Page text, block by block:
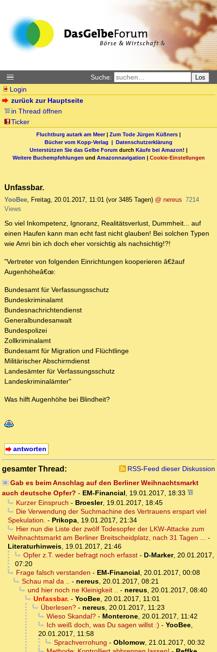
Suche: Los
Login
zurück zur Hauptseite
in Thread öffnen
Ticker
Fluchtburg autark am Meer| Zum Tode Jürgen Küßners |
Bücher vom Kopp-Verlag | Datenschutzerklärung
Unterstützen Sie das Gelbe Forum durch Käufe bei Amazon! |
Weitere Buchempfehlungen und Amazonnavigation | Cookie-Einstellungen
Unfassbar.
YooBee, Freitag, 20.01.2017, 11:01 (vor 3485 Tagen) @ nereus 7214
Views
So viel Inkompetenz, Ignoranz, Realitätsverlust, Dummheit... auf
einen Haufen kann man echt fast nicht glauben! Bei solchen Typen
wie Amri bin ich doch eher vorsichtig als nachsichtig!?!
"Vertreter von folgenden Einrichtungen kooperieren â€žauf
Augenhöheâ€œ:
Bundesamt für Verfassungsschutz
Bundeskriminalamt
Bundesnachrichtendienst
Generalbundesanwalt
Bundespolizei
Zollkriminalamt
Bundesamt für Migration und Flüchtlinge
Militärischer Abschirmdienst
Landesämter für Verfassungsschutz
Landeskriminalämter"
Was hilft Augenhöhe bei Blindheit?
antworten
gesamter Thread:
RSS-Feed dieser Diskussion
Gab es beim Anschlag auf den Berliner Weihnachtsmarkt
auch deutsche Opfer? - EM-Financial, 19.01.2017, 18:33
Kurzer Einspruch - Broesler, 19.01.2017, 18:45
Die Verwendung der Suchmachine des Vertrauens erspart viel
Spekulation. - Prikopa, 19.01.2017, 21:34
Hier nun die Liste der zwölf Todesopfer der LKW-Attacke zum
Weihnachtsmarkt am Berliner Breitscheidplatz, nach 31 Tagen ... -
Literaturhinweis, 19.01.2017, 21:46
Opfer z.T. weder befragt noch erfasst- D-Marker, 20.01.2017,
07:20
Frage falsch verstanden - EM-Financial, 20.01.2017, 00:08
Schau mal da .. - nereus, 20.01.2017, 08:21
und hier noch ne Kleinigkeit .. - nereus, 20.01.2017, 08:40
Unfassbar. - YooBee, 20.01.2017, 11:01
Überlesen?- nereus, 20.01.2017, 11:23
Wieso Skandal?- Monterone, 20.01.2017, 11:42
Ich weiß doch, was Du sagen willst :) - YooBee,
20.01.2017, 11:58
Sprachverrohung - Oblomow, 21.01.2017, 00:32